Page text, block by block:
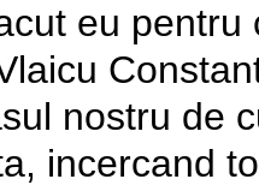
eu
nostru de
incercand